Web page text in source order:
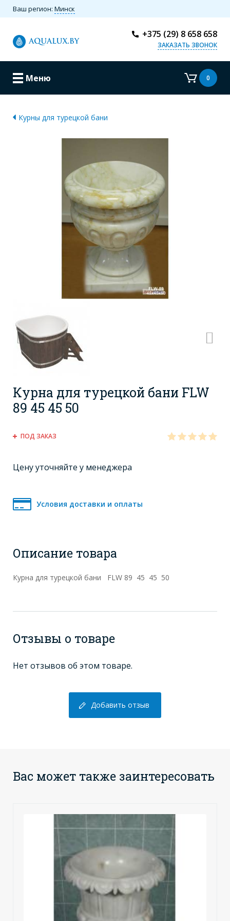
Ваш регион: Минск
+375 (29) 8 658 658
ЗАКАЗАТЬ ЗВОНОК
Меню 0
Курны для турецкой бани
Курна для турецкой бани FLW
89 45 45 50
ПОД ЗАКАЗ
Цену уточняйте у менеджера
Условия доставки и оплаты
Описание товара
Курна для турецкой бани FLW 89 45 45 50
Отзывы о товаре
Нет отзывов об этом товаре.
Добавить отзыв
Вас может также заинтересовать